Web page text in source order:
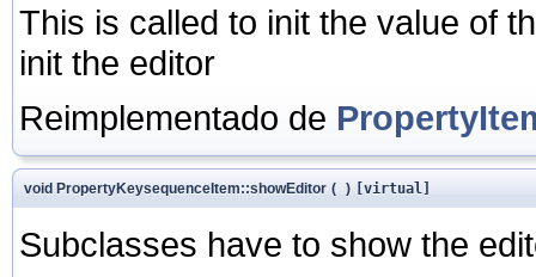
This is called to init the value of
init the editor
Reimplementado de
void PropertyKeysequenceItem::showEditor ( ) [virtual]
Subclasses have to show the